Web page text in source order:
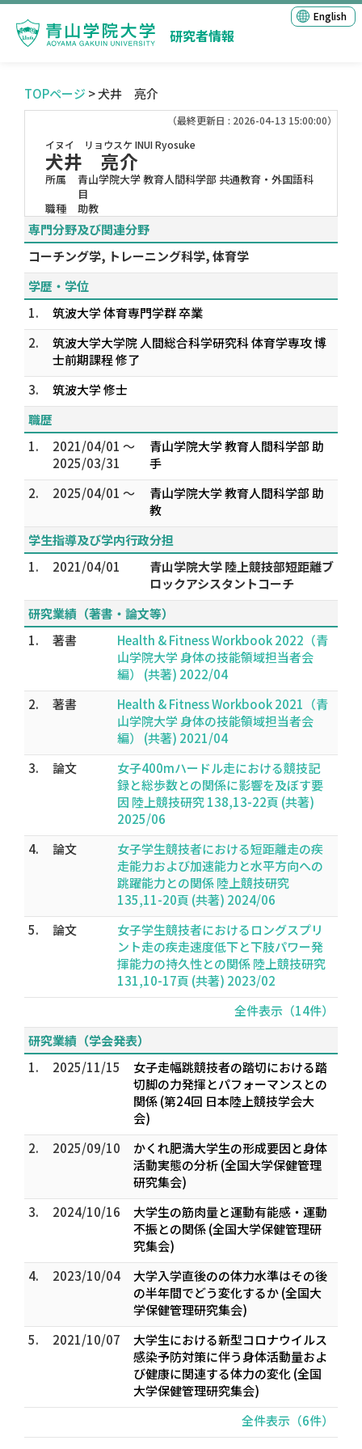
研究者情報
English
TOPページ > 犬井 亮介
（最終更新日 : 2026-04-13 15:00:00）
イヌイ リョウスケ INUI Ryosuke
犬井 亮介
所属
青山学院大学 教育人間科学部 共通教育・外国語科
目
職種
助教
専門分野及び関連分野
コーチング学, トレーニング科学, 体育学
学歴・学位
1.
筑波大学 体育専門学群 卒業
2.
筑波大学大学院 人間総合科学研究科 体育学専攻 博
士前期課程 修了
3.
筑波大学 修士
職歴
1.
2021/04/01 ～
2025/03/31
青山学院大学 教育人間科学部 助
手
2.
2025/04/01 ～
青山学院大学 教育人間科学部 助
教
学生指導及び学内行政分担
1.
2021/04/01
青山学院大学 陸上競技部短距離ブ
ロックアシスタントコーチ
研究業績（著書・論文等）
1.
著書
Health & Fitness Workbook 2022（青
山学院大学 身体の技能領域担当者会
編） (共著) 2022/04
2.
著書
Health & Fitness Workbook 2021（青
山学院大学 身体の技能領域担当者会
編） (共著) 2021/04
3.
論文
女子400mハードル走における競技記
録と総歩数との関係に影響を及ぼす要
因 陸上競技研究 138,13-22頁 (共著)
2025/06
4.
論文
女子学生競技者における短距離走の疾
走能力および加速能力と水平方向への
跳躍能力との関係 陸上競技研究
135,11-20頁 (共著) 2024/06
5.
論文
女子学生競技者におけるロングスプリ
ント走の疾走速度低下と下肢パワー発
揮能力の持久性との関係 陸上競技研究
131,10-17頁 (共著) 2023/02
全件表示（14件）
研究業績（学会発表）
1.
2025/11/15
女子走幅跳競技者の踏切における踏
切脚の力発揮とパフォーマンスとの
関係 (第24回 日本陸上競技学会大
会)
2.
2025/09/10
かくれ肥満大学生の形成要因と身体
活動実態の分析 (全国大学保健管理
研究集会)
3.
2024/10/16
大学生の筋肉量と運動有能感・運動
不振との関係 (全国大学保健管理研
究集会)
4.
2023/10/04
大学入学直後のの体力水準はその後
の半年間でどう変化するか (全国大
学保健管理研究集会)
5.
2021/10/07
大学生における新型コロナウイルス
感染予防対策に伴う身体活動量およ
び健康に関連する体力の変化 (全国
大学保健管理研究集会)
全件表示（6件）